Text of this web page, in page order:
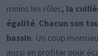
moins les rôles, la
égalité. Chacun son
bassin. Un coup
aussi en profiter pour